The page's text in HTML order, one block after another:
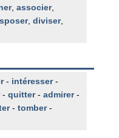
, associer,
, diviser,
- intéresser-
- quitter- admirer-
- tomber-